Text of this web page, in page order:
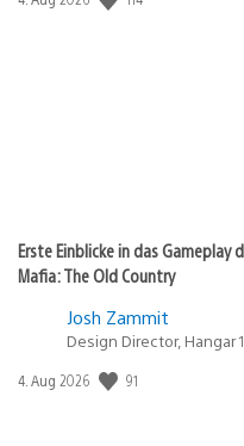
Erste Einblicke in das Gameplay
Mafia: The Old Country
Josh Zammit
Design Director, Hangar
Veröffentlichungsdatum:
4. Aug 2026 91